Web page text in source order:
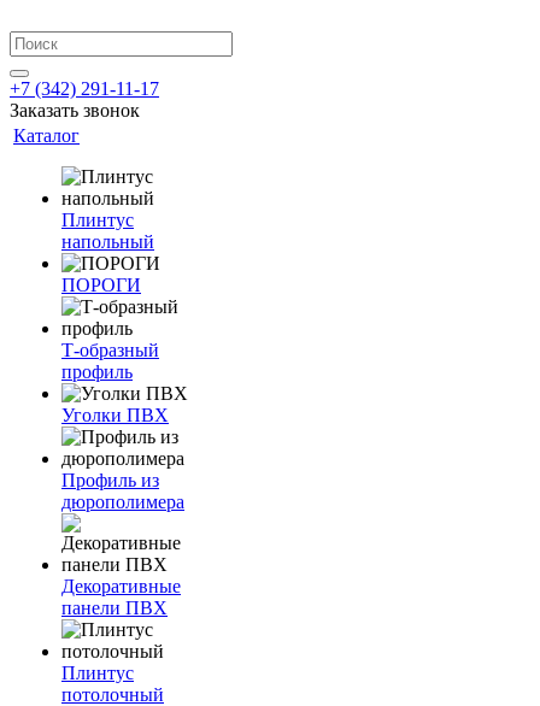
+7 (342) 291-11-17
Заказать звонок
Каталог
Плинтус
напольный
ПОРОГИ
Т-образный
профиль
Уголки ПВХ
Профиль из
дюрополимера
Декоративные
панели ПВХ
Плинтус
потолочный